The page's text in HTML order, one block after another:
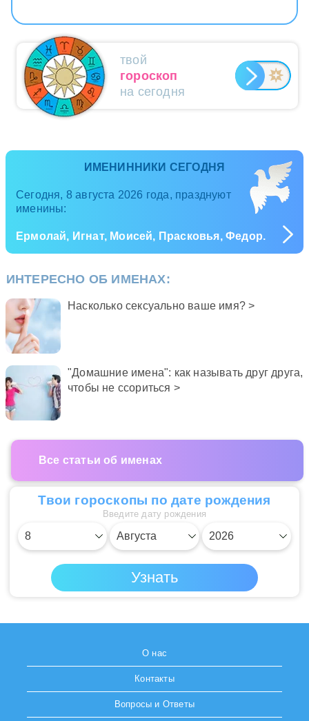
твой
гороскоп
на сегодня
ИМЕНИННИКИ СЕГОДНЯ
Сегодня, 8 августа 2026 года, празднуют
именины:
Ермолай, Игнат, Моисей, Прасковья, Федор.
ИНТЕРЕСНО ОБ ИМЕНАХ:
Насколько сексуально ваше имя? >
"Домашние имена": как называть друг друга,
чтобы не ссориться >
Все статьи об именах
Твои гороскопы по дате рождения
Введите дату рождения
О нас
Контакты
Вопросы и Ответы